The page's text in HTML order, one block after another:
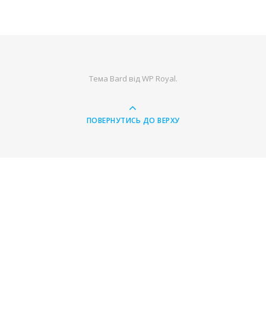
Тема Bard відWP Royal.
ПОВЕРНУТИСЬ ДО ВЕРХУ